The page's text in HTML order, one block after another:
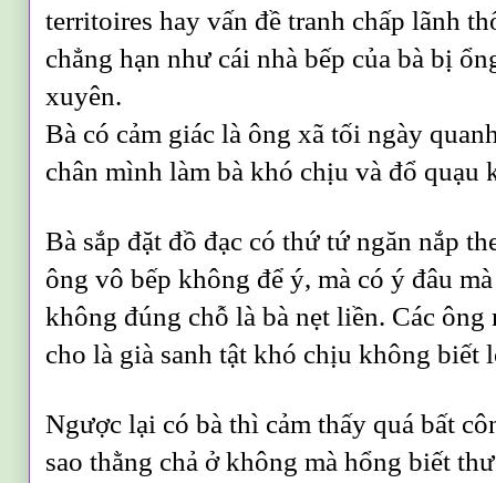
territoires hay vấn đề tranh chấp lãnh
chẳng hạn như cái nhà bếp của bà bị
xuyên.
Bà có cảm giác là ông xã tối ngày
chân mình làm bà khó chịu và đổ quạu
Bà sắp đặt đồ đạc có thứ tứ ngăn nắp
ông vô bếp không để ý, mà có ý đâu
không đúng chỗ là bà nẹt liền. Các
cho là già sanh tật khó chịu không biết
Ngược lại có bà thì cảm thấy quá bất
sao thằng chả ở không mà hổng biết